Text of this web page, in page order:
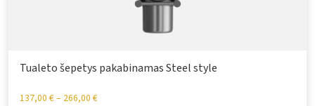
Tualeto šepetys pakabinamas Steel style
137,00 €– 266,00 €